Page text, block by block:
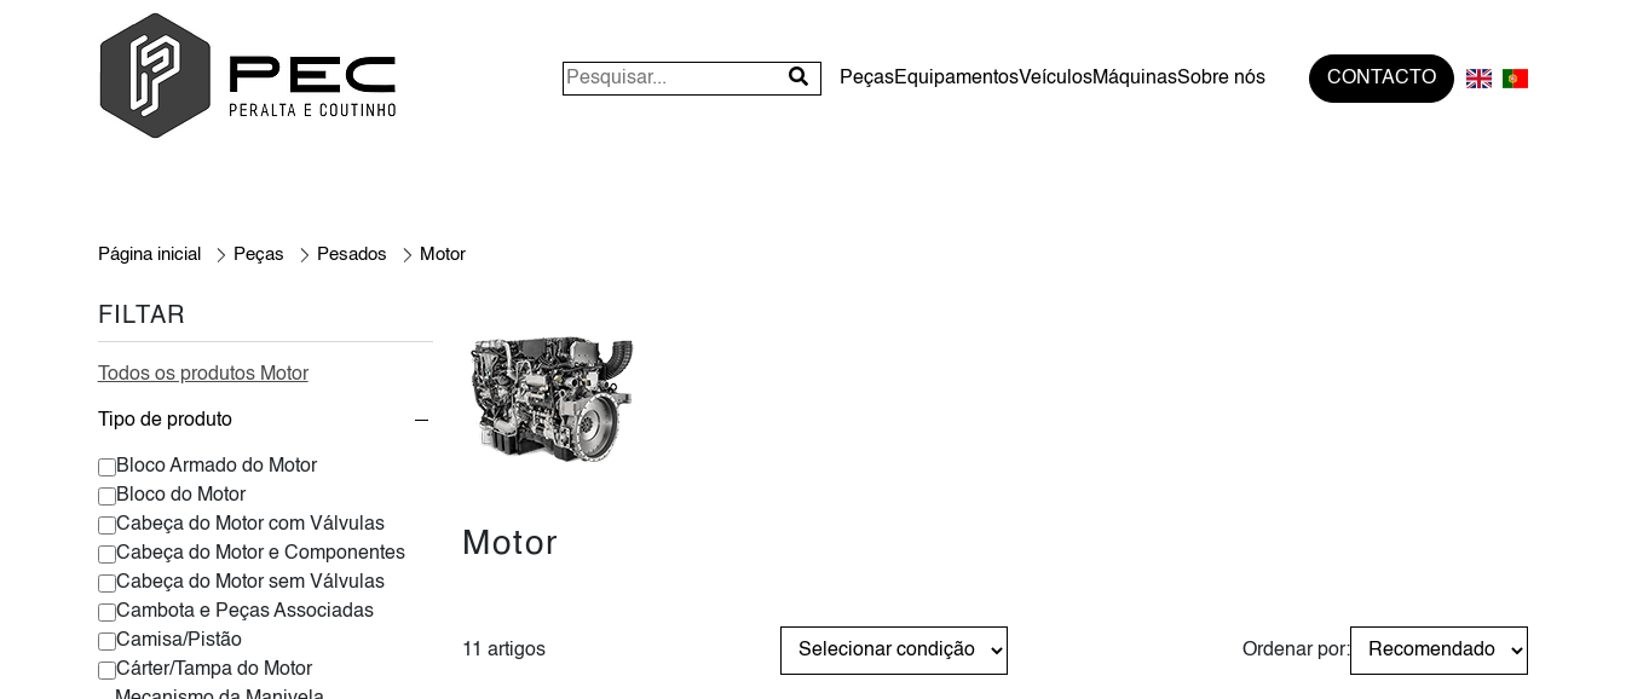
PeçasEquipamentosVeículosMáquinasSobre nós CONTACTO
Página inicial Peças Pesados Motor
FILTAR
Todos os produtos Motor
Tipo de produto
Bloco Armado do Motor
Bloco do Motor
Cabeça do Motor com Válvulas
Cabeça do Motor e Componentes
Cabeça do Motor sem Válvulas
Cambota e Peças Associadas
Camisa/Pistão
Cárter/Tampa do Motor
Motor
11 artigos Ordenar por: